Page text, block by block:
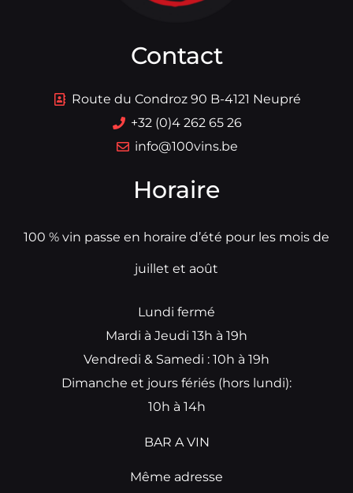
Contact
Route du Condroz 90 B-4121 Neupré
+32 (0)4 262 65 26
info@100vins.be
Horaire
100 % vin passe en horaire d’été pour les mois de
juillet et août
Lundi fermé
Mardi à Jeudi 13h à 19h
Vendredi & Samedi : 10h à 19h
Dimanche et jours fériés (hors lundi):
10h à 14h
BAR A VIN
Même adresse